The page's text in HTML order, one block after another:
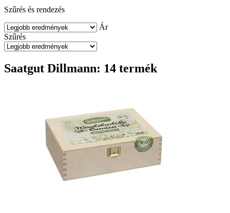
Szűrés és rendezés
Ár
Szűrés
Saatgut Dillmann: 14 termék